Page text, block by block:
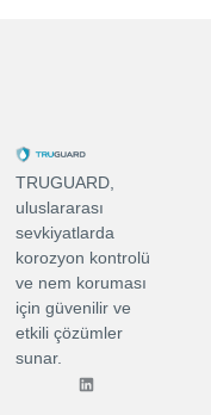
TRUGUARD,
uluslararası
sevkiyatlarda
korozyon kontrolü
ve nem koruması
için güvenilir ve
etkili çözümler
sunar.